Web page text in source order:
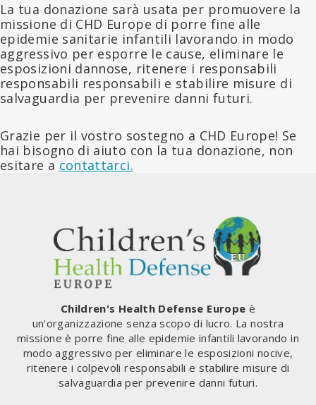
La tua donazione sarà usata per promuovere la
missione di CHD Europe di porre fine alle
epidemie sanitarie infantili lavorando in modo
aggressivo per esporre le cause, eliminare le
esposizioni dannose, ritenere i responsabili
responsabili responsabili e stabilire misure di
salvaguardia per prevenire danni futuri.
Grazie per il vostro sostegno a CHD Europe! Se
hai bisogno di aiuto con la tua donazione, non
esitare a contattarci.
Children's Health Defense Europe è
un'organizzazione senza scopo di lucro. La nostra
missione è porre fine alle epidemie infantili lavorando in
modo aggressivo per eliminare le esposizioni nocive,
ritenere i colpevoli responsabili e stabilire misure di
salvaguardia per prevenire danni futuri.